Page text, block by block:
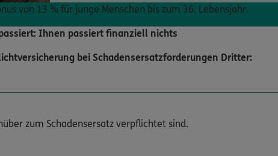
von 13 % für junge Menschen bis zum 36. Lebensjahr.
Ihnen passiert finanziell nichts
bei Schadensersatzforderungen Dritter:
zum Schadensersatz verpflichtet sind.